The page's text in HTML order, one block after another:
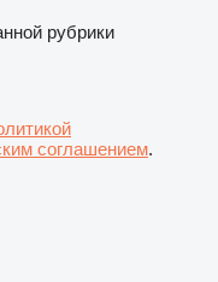
рубрики
соглашением.